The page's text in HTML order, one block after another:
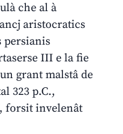
che al à
aristocratics
persianis
III e la fie
grant malstâ de
323 p.C.,
forsit invelenât